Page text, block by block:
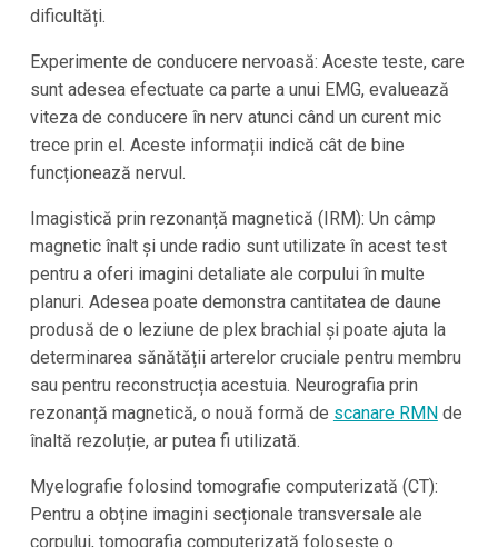
dificultăți.
Experimente de conducere nervoasă: Aceste teste, care
sunt adesea efectuate ca parte a unui EMG, evaluează
viteza de conducere în nerv atunci când un curent mic
trece prin el. Aceste informații indică cât de bine
funcționează nervul.
Imagistică prin rezonanță magnetică (IRM): Un câmp
magnetic înalt și unde radio sunt utilizate în acest test
pentru a oferi imagini detaliate ale corpului în multe
planuri. Adesea poate demonstra cantitatea de daune
produsă de o leziune de plex brachial și poate ajuta la
determinarea sănătății arterelor cruciale pentru membru
sau pentru reconstrucția acestuia. Neurografia prin
rezonanță magnetică, o nouă formă de scanare RMNde
înaltă rezoluție, ar putea fi utilizată.
Myelografie folosind tomografie computerizată (CT):
Pentru a obține imagini secționale transversale ale
corpului, tomografia computerizată folosește o